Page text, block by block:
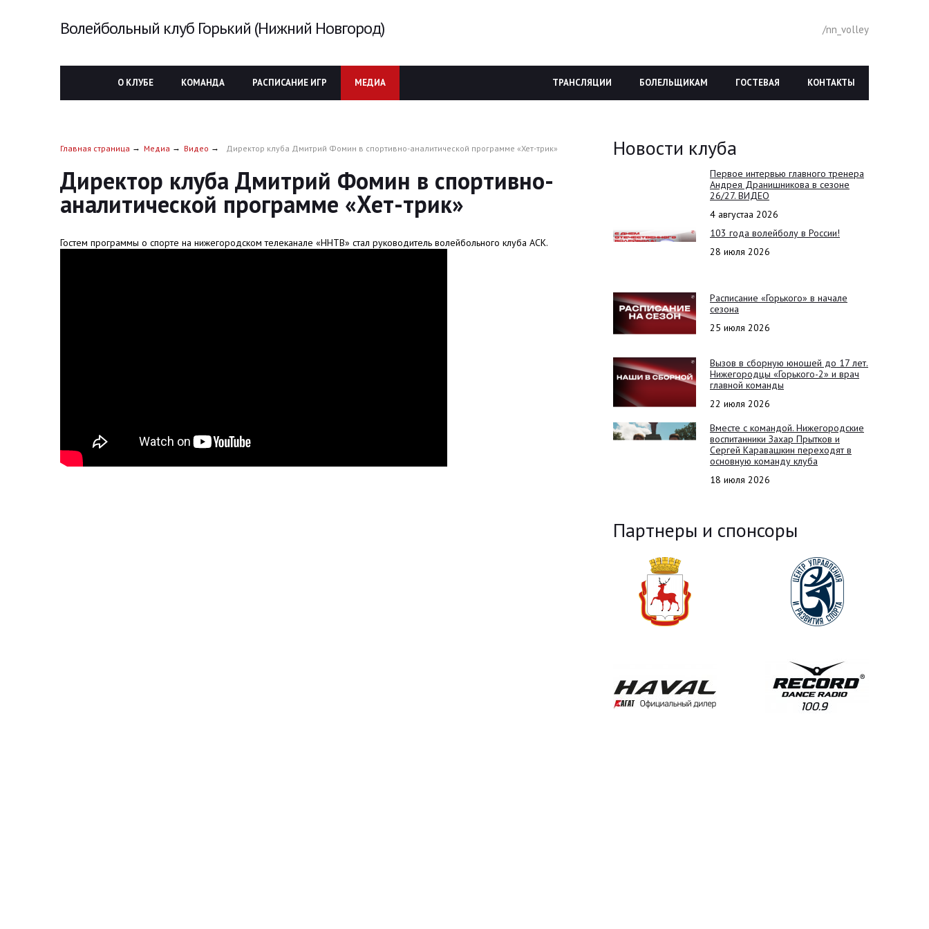
Волейбольный клуб Горький (Нижний Новгород) /nn_volley
О КЛУБЕ КОМАНДА РАСПИСАНИЕ ИГР МЕДИА КОНТАКТЫ
ГОСТЕВАЯ
БОЛЕЛЬЩИКАМ
ТРАНСЛЯЦИИ
Главная страница Медиа Видео Директор клуба Дмитрий Фомин в спортивно-аналитической программе «Хет-трик»
Директор клуба Дмитрий Фомин в спортивно-
аналитической программе «Хет-трик»
Гостем программы о спорте на нижегородском телеканале «ННТВ» стал руководитель волейбольного клуба АСК.
Новости клуба
Первое интервью главного тренера
Андрея Дранишникова в сезоне
26/27. ВИДЕО
4 августаа 2026
103 года волейболу в России!
28 июля 2026
Расписание «Горького» в начале
сезона
25 июля 2026
Вызов в сборную юношей до 17 лет.
Нижегородцы «Горького-2» и врач
главной команды
22 июля 2026
Вместе с командой. Нижегородские
воспитанники Захар Прытков и
Сергей Каравашкин переходят в
основную команду клуба
18 июля 2026
Партнеры и спонсоры